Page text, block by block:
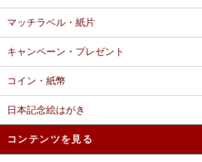
マッチラベル・紙片
キャンペーン・プレゼント
コイン・紙幣
日本記念絵はがき
コンテンツを見る